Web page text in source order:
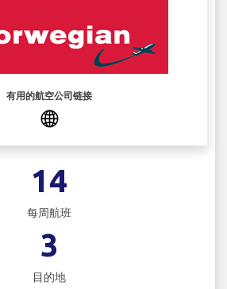
有用的航空公司链接
14
每周航班
3
目的地